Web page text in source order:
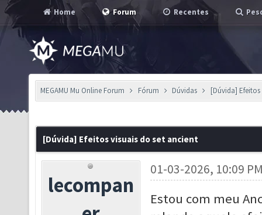
Home Forum Recentes
MEGAMU Mu Online Forum Fórum Dúvidas [Dúvida]
[Dúvida] Efeitos visuais do set ancient
lecompan
01-03-2026, 10:09
Estou com meu